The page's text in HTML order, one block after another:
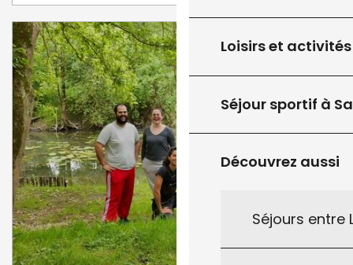
Loisirs et activités
Séjour sportif à
Découvrez aussi
Séjours entre